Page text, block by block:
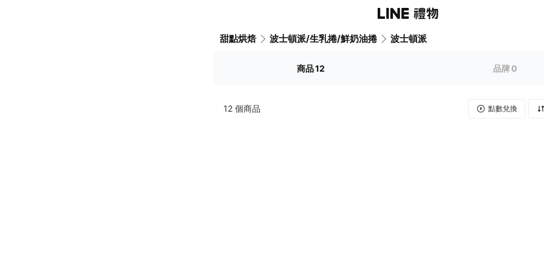
甜點烘焙 波士頓派/生乳捲/鮮奶油捲 波士頓派
商品12 品牌0
12 個商品 點數兌換